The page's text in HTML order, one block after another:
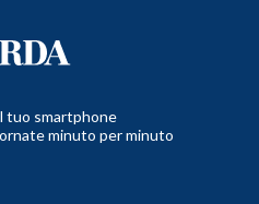
tuo smartphone
minuto per minuto